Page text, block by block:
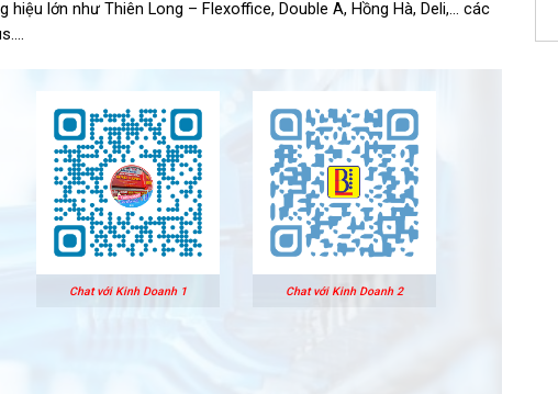
lớn như Thiên Long – Flexoffice, Double A, Hồng Hà, Deli,… các
Chat với Kinh Doanh 1 Chat với Kinh Doanh 2